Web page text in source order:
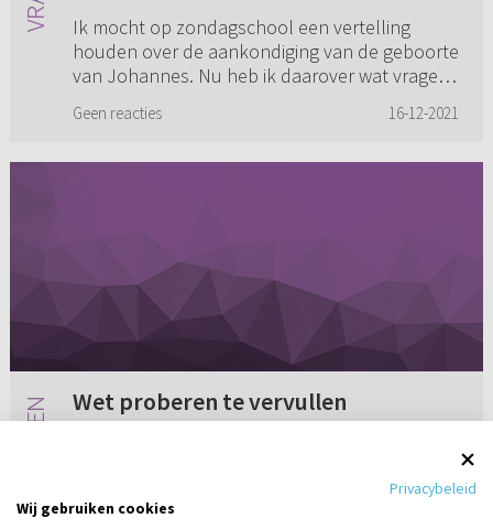
Ik mocht op zondagschool een vertelling
houden over de aankondiging van de geboorte
van Johannes. Nu heb ik daarover wat vragen.
dan alleen het reukoffe...
Geen reacties 16-12-2021
Wet proberen te vervullen
is. Daarvoor was de wet een tuchtmeester,
totdat Christus kwam. Met de komst van
Privacybeleid
Wij gebruiken cookies